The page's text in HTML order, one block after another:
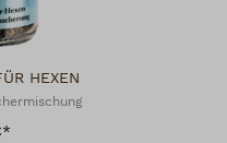
HEXEN